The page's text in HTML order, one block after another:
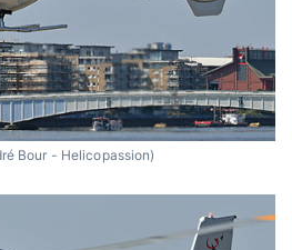
Bour - Helicopassion)